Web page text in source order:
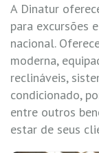
A Dinatur
para excursões
nacional.
moderna,
reclináveis,
condicionado,
entre outros
estar de seus